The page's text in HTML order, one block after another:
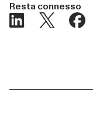
Resta connesso